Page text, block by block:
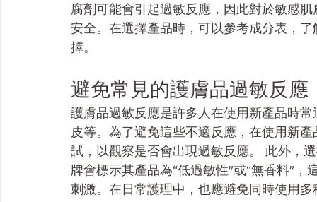
腐劑可能會引起過敏反應，因此對於敏感
安全。在選擇產品時，可以參考成分表，
擇。
避免常見的護膚品過敏反應
護膚品過敏反應是許多人在使用新產品時
皮等。為了避免這些不適反應，在使用新
試，以觀察是否會出現過敏反應。 此外，
牌會標示其產品為“低過敏性”或“無香料”
刺激。在日常護理中，也應避免同時使用